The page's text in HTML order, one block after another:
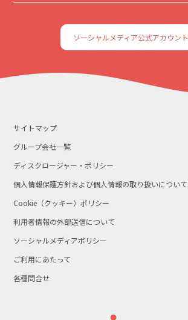
ソーシャルメディア公式アカウント
サイトマップ
グループ会社一覧
ディスクロージャー・ポリシー
個人情報保護方針および個人情報の取り扱いについて
Cookie（クッキー）ポリシー
利用者情報の外部送信について
ソーシャルメディアポリシー
ご利用にあたって
各種問合せ